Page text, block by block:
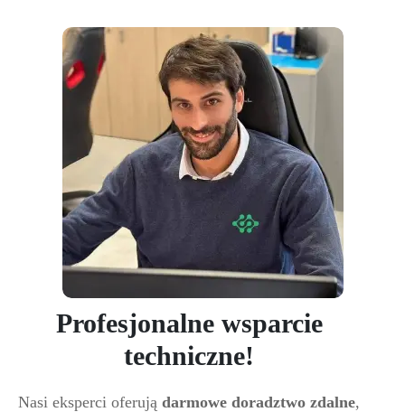
Profesjonalne wsparcie
techniczne!
Nasi eksperci oferują darmowe doradztwo zdalne,